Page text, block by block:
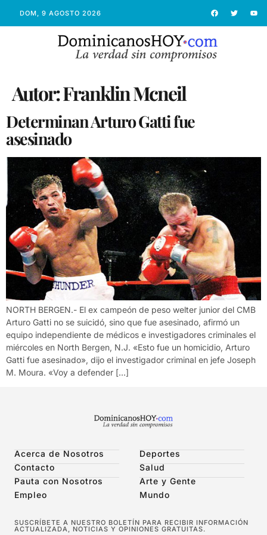
DOM, 9 AGOSTO 2026
Autor:Franklin Mcneil
Determinan Arturo Gatti fue
asesinado
NORTH BERGEN.- El ex campeón de peso welter junior del CMB
Arturo Gatti no se suicidó, sino que fue asesinado, afirmó un
equipo independiente de médicos e investigadores criminales el
miércoles en North Bergen, N.J. «Esto fue un homicidio, Arturo
Gatti fue asesinado», dijo el investigador criminal en jefe Joseph
M. Moura. «Voy a defender […]
Acerca de Nosotros
Contacto
Pauta con Nosotros
Empleo
Deportes
Salud
Arte y Gente
Mundo
SUSCRÍBETE A NUESTRO BOLETÍN PARA RECIBIR INFORMACIÓN
ACTUALIZADA, NOTICIAS Y OPINIONES GRATUITAS.